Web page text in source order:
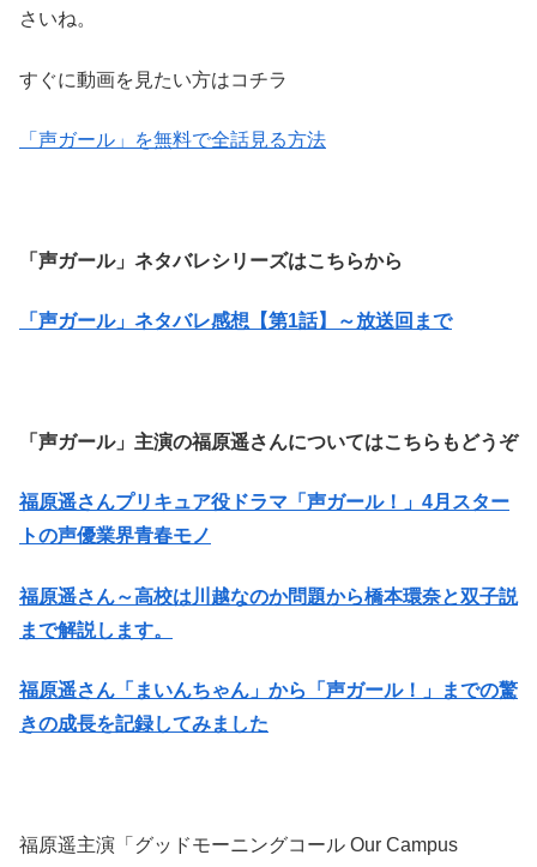
さいね。
すぐに動画を見たい方はコチラ
「声ガール」を無料で全話見る方法
「声ガール」ネタバレシリーズはこちらから
「声ガール」ネタバレ感想【第1話】～放送回まで
「声ガール」主演の福原遥さんについてはこちらもどうぞ
福原遥さんプリキュア役ドラマ「声ガール！」4月スター
トの声優業界青春モノ
福原遥さん～高校は川越なのか問題から橋本環奈と双子説
まで解説します。
福原遥さん「まいんちゃん」から「声ガール！」までの驚
きの成長を記録してみました
福原遥主演「グッドモーニングコール Our Campus